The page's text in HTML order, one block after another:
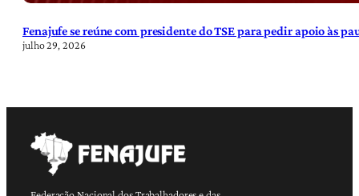
Fenajufe se reúne com presidente do TSE para pedir apoio às
julho 29, 2026